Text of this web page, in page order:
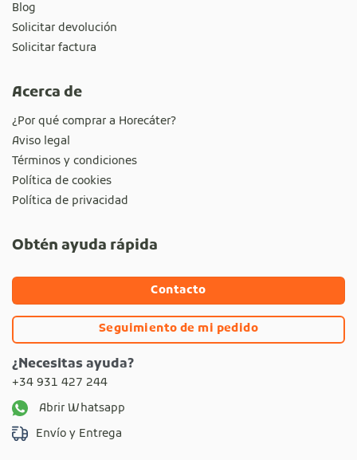
Blog
Solicitar devolución
Solicitar factura
Acerca de
¿Por qué comprar a Horecáter?
Aviso legal
Términos y condiciones
Política de cookies
Política de privacidad
Obtén ayuda rápida
Contacto
Seguimiento de mi pedido
¿Necesitas ayuda?
+34 931 427 244
Abrir Whatsapp
Envío y Entrega